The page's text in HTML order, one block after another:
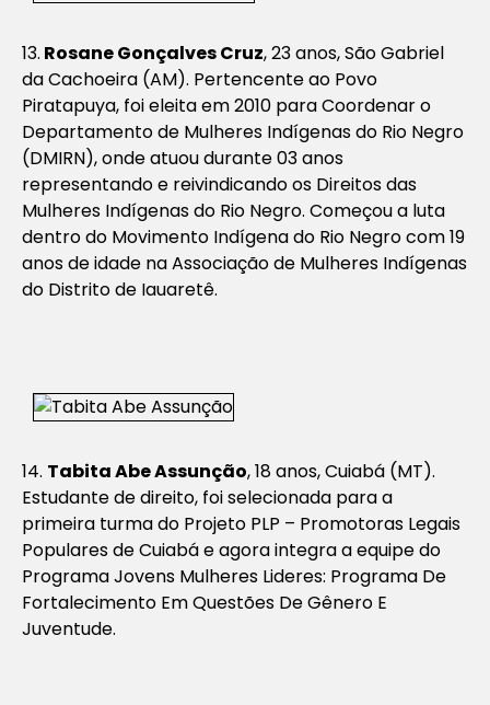
13. Rosane Gonçalves Cruz, 23 anos, São Gabriel
da Cachoeira (AM). Pertencente ao Povo
Piratapuya, foi eleita em 2010 para Coordenar o
Departamento de Mulheres Indígenas do Rio Negro
(DMIRN), onde atuou durante 03 anos
representando e reivindicando os Direitos das
Mulheres Indígenas do Rio Negro. Começou a luta
dentro do Movimento Indígena do Rio Negro com 19
anos de idade na Associação de Mulheres Indígenas
do Distrito de Iauaretê.
14. Tabita Abe Assunção, 18 anos, Cuiabá (MT).
Estudante de direito, foi selecionada para a
primeira turma do Projeto PLP – Promotoras Legais
Populares de Cuiabá e agora integra a equipe do
Programa Jovens Mulheres Lideres: Programa De
Fortalecimento Em Questões De Gênero E
Juventude.